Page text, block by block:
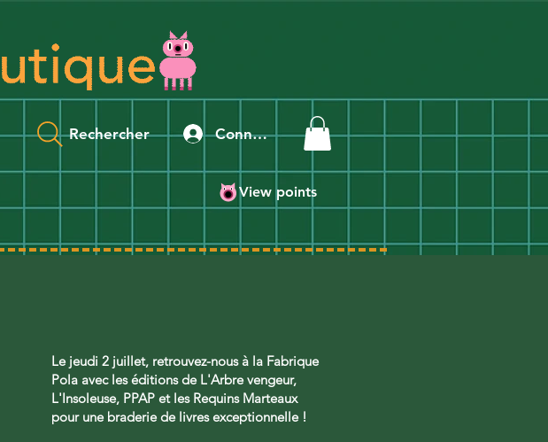
Rechercher Connexion
View points
Le jeudi 2 juillet, retrouvez-nous à la Fabrique
Pola avec les éditions de L'Arbre vengeur,
L'Insoleuse, PPAP et les Requins Marteaux
pour une braderie de livres exceptionnelle !